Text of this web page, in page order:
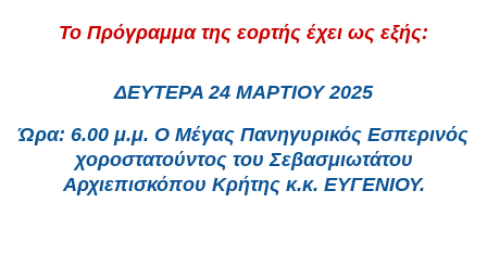
Το Πρόγραμμα της εορτής έχει ως εξής:
ΔΕΥΤΕΡΑ 24 ΜΑΡΤΙΟΥ 2025
Ώρα: 6.00 μ.μ. Ο Μέγας Πανηγυρικός Εσπερινός
χοροστατούντος του Σεβασμιωτάτου
Αρχιεπισκόπου Κρήτης κ.κ. ΕΥΓΕΝΙΟΥ.